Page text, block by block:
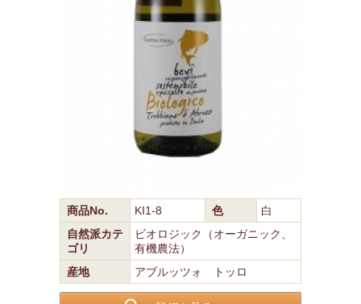
商品No. KI1-8 色
白
自然派カテ
ゴリ
ビオロジック（オーガニック、
有機農法）
産地
アブルッツォ トッロ